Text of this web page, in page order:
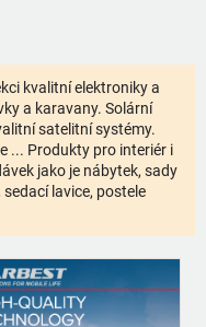
kvalitní elektroniky a
a karavany. Solární
satelitní systémy.
... Produkty pro interiér i
jako je nábytek, sady
lavice, postele